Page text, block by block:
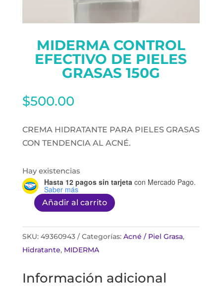
MIDERMA CONTROL
EFECTIVO DE PIELES
GRASAS 150G
$500.00
CREMA HIDRATANTE PARA PIELES GRASAS
CON TENDENCIA AL ACNÉ.
Hay existencias
Hasta 12 pagos sin tarjeta con Mercado Pago.
Saber más
MIDERMA
EFECTIVO
DE
GRASAS
Añadir al carrito
SKU: 49360943 Categorías: Acné / Piel Grasa,
Hidratante, MIDERMA
Información adicional